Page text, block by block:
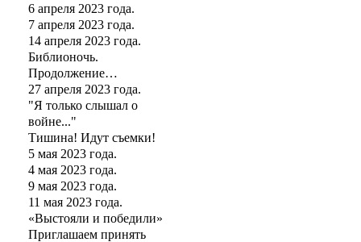
6 апреля 2023 года.
7 апреля 2023 года.
14 апреля 2023 года.
Библионочь.
Продолжение…
27 апреля 2023 года.
"Я только слышал о
войне..."
Тишина! Идут съемки!
5 мая 2023 года.
4 мая 2023 года.
9 мая 2023 года.
11 мая 2023 года.
«Выстояли и победили»
Приглашаем принять